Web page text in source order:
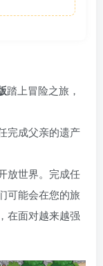
踏上冒险之旅，
完成父亲的遗产
放世界。完成任
可能会在您的旅
在面对越来越强